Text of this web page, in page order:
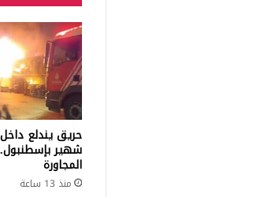
حريق يندلع
شهير
المجاورة
منذ 13 ساعة